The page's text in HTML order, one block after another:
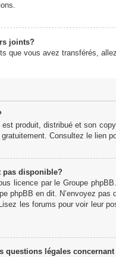
joints?
que vous avez transférés,
produit, distribué et son
Consultez le lien
pas disponible?
licence par le Groupe
phpBB en dit. N’envoyez
les forums pour voir leur
questions légales